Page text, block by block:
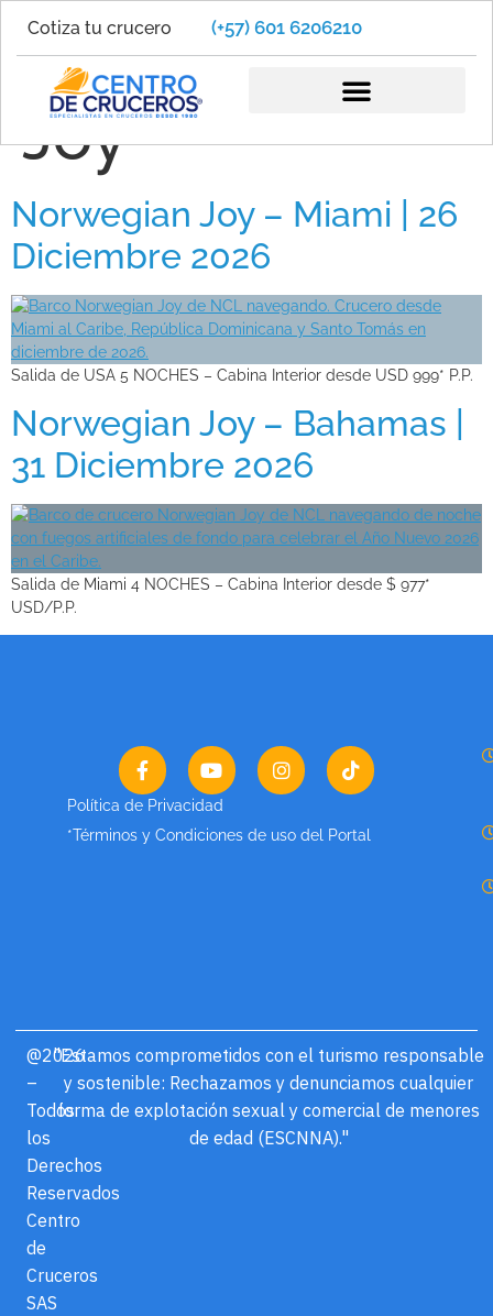
Cotiza tu crucero (+57) 601 6206210
Norwegian
Joy
Norwegian Joy – Miami | 26
Diciembre 2026
Salida de USA 5 NOCHES – Cabina Interior desde USD 999* P.P.
Norwegian Joy – Bahamas |
31 Diciembre 2026
Salida de Miami 4 NOCHES – Cabina Interior desde $ 977*
USD/P.P.
Política de Privacidad
*Términos y Condiciones de uso del Portal
@2026
–
Todos
los
Derechos
Reservados
Centro
de
Cruceros
SAS
"Estamos comprometidos con el turismo responsable
y sostenible: Rechazamos y denunciamos cualquier
forma de explotación sexual y comercial de menores
de edad (ESCNNA)."